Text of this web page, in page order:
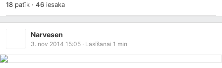
18patīk · 46iesaka
Narvesen
3. nov 2014 15:05 · Lasīšanai 1 min